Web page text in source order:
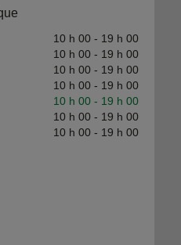
10 h 00 - 19 h 00
10 h 00 - 19 h 00
10 h 00 - 19 h 00
10 h 00 - 19 h 00
10 h 00 - 19 h 00
10 h 00 - 19 h 00
10 h 00 - 19 h 00